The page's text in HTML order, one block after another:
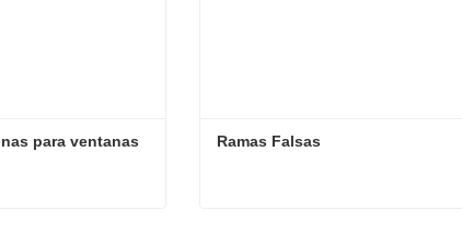
para ventanas Ramas Falsas